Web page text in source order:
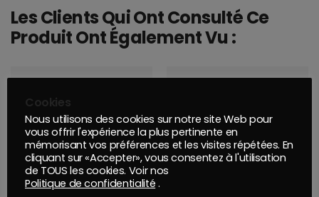
Les Clients Qui Ont Consulté Ce
Produit Ont Également Vu :
Cookies
Nous utilisons des cookies sur notre site Web pour
vous offrir l'expérience la plus pertinente en
mémorisant vos préférences et les visites répétées. En
cliquant sur «Accepter», vous consentez à l'utilisation
de TOUS les cookies. Voir nos
Politique de confidentialité .